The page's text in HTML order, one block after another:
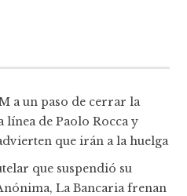
a un paso de cerrar la
de Paolo Rocca y
que irán a la huelga
que suspendió su
La Bancaria frenan